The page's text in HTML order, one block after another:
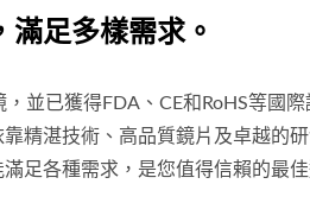
足多樣需求。
並已獲得FDA、CE和RoHS等國
精湛技術、高品質鏡片及卓越的
足各種需求，是您值得信賴的最佳